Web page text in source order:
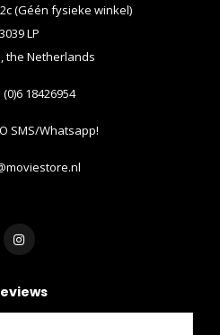
(Géén fysieke winkel)
3039 LP
the Netherlands
(0)6 18426954
SMS/Whatsapp!